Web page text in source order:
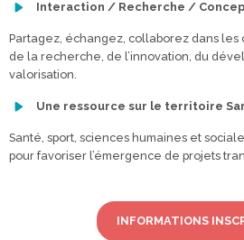
Interaction / Recherche /
Partagez, échangez, collaborez dans les
de la recherche, de l’innovation, du
valorisation.
Une ressource sur le territoire
Santé, sport, sciences humaines et
pour favoriser l’émergence de projets
INFORMATIONS